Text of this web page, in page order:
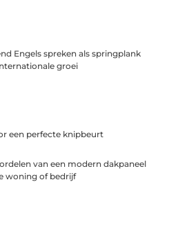
Engels spreken als springplank
groei
een perfecte knipbeurt
van een modern dakpaneel
woning of bedrijf